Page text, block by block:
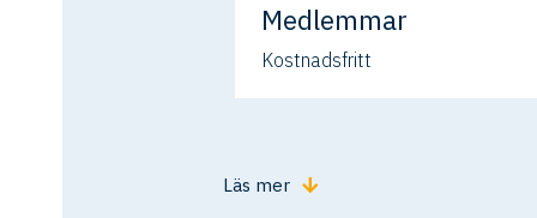
Medlemmar
Kostnadsfritt
Läs mer